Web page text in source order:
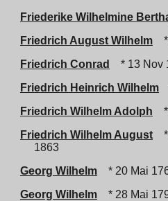
Friederike Wilhelmine
Friedrich August Wilhelm
Friedrich Conrad
* 13 Nov
Friedrich Heinrich Wilhelm
Friedrich Wilhelm Adolph
Friedrich Wilhelm August
1863
Georg Wilhelm
* 20 Mai
Georg Wilhelm
* 28 Mai